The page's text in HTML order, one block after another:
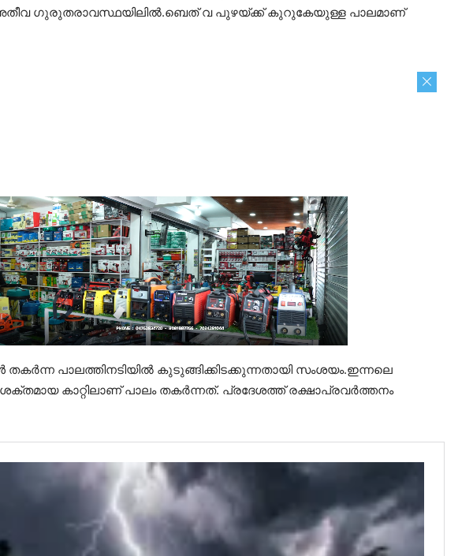
അതീവ ഗുരുതരാവസ്ഥയിലിൽ.ബെത് വ പുഴയ്ക്ക് കുറുകേയുള്ള പാലമാണ്
പാലത്തിനടിയിൽ കുടുങ്ങിക്കിടക്കുന്നതായി സംശയം.ഇന്നലെ
കാറ്റിലാണ് പാലം തകർന്നത്. പ്രദേശത്ത് രക്ഷാപ്രവർത്തനം